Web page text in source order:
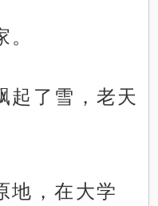
起了雪，老天
地，在大学